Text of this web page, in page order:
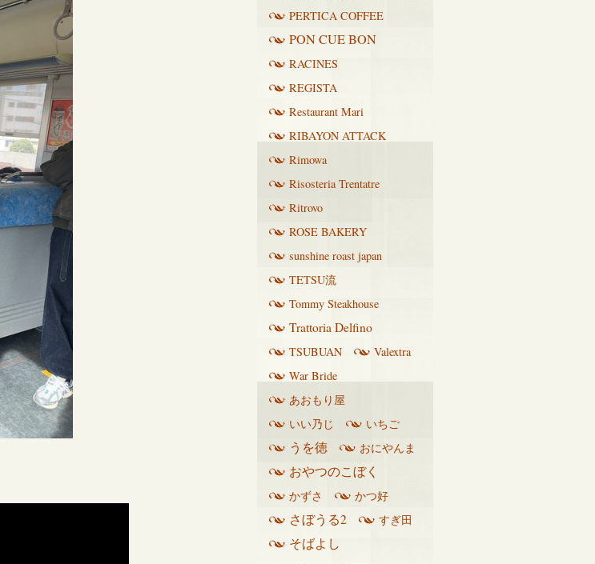
PERTICA COFFEE
PON CUE BON
RACINES
REGISTA
Restaurant Mari
RIBAYON ATTACK
Rimowa
Risosteria Trentatre
Ritrovo
ROSE BAKERY
sunshine roast japan
TETSU流
Tommy Steakhouse
Trattoria Delfino
TSUBUAN
Valextra
War Bride
あおもり屋
いい乃じ
いちご
うを徳 おにやんま
おやつのこぼく
かずさ かつ好
さぼうる2 すぎ田
そばよし